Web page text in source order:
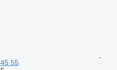
45 55